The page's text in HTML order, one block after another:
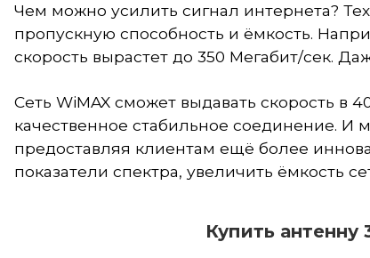
Чем можно усилить сигнал интернета?
пропускную способность и ёмкость.
скорость вырастет до 350 Мегабит/сек.
Сеть WiMAX сможет выдавать скорость в
качественное стабильное соединение. И
предоставляя клиентам ещё более
показатели спектра, увеличить ёмкость
Купить